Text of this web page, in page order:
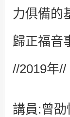
力俱備的
歸正福音
//2019年//
講員:曾劭